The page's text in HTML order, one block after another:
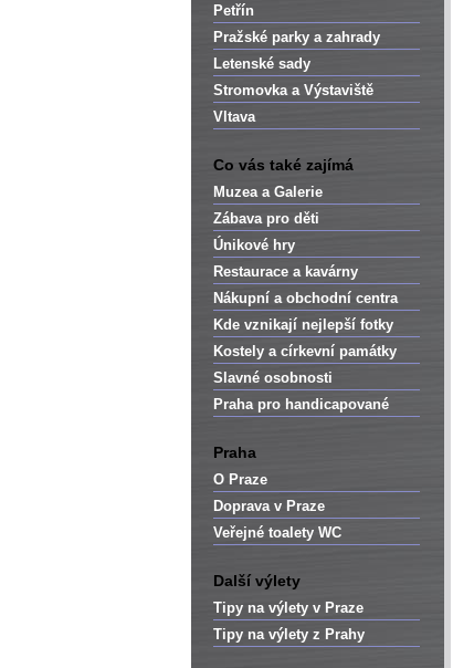
Petřín
Pražské parky a zahrady
Letenské sady
Stromovka a Výstaviště
Vltava
Co vás také zajímá
Muzea a Galerie
Zábava pro děti
Únikové hry
Restaurace a kavárny
Nákupní a obchodní centra
Kde vznikají nejlepší fotky
Kostely a církevní památky
Slavné osobnosti
Praha pro handicapované
Praha
O Praze
Doprava v Praze
Veřejné toalety WC
Další výlety
Tipy na výlety v Praze
Tipy na výlety z Prahy